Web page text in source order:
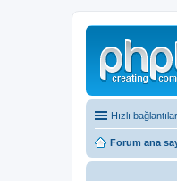
Hızlı bağlantılar
Forum ana